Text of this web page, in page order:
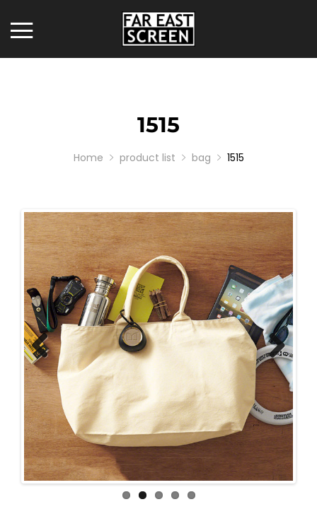
1515
Home product list bag 1515
Previ
ous
Next